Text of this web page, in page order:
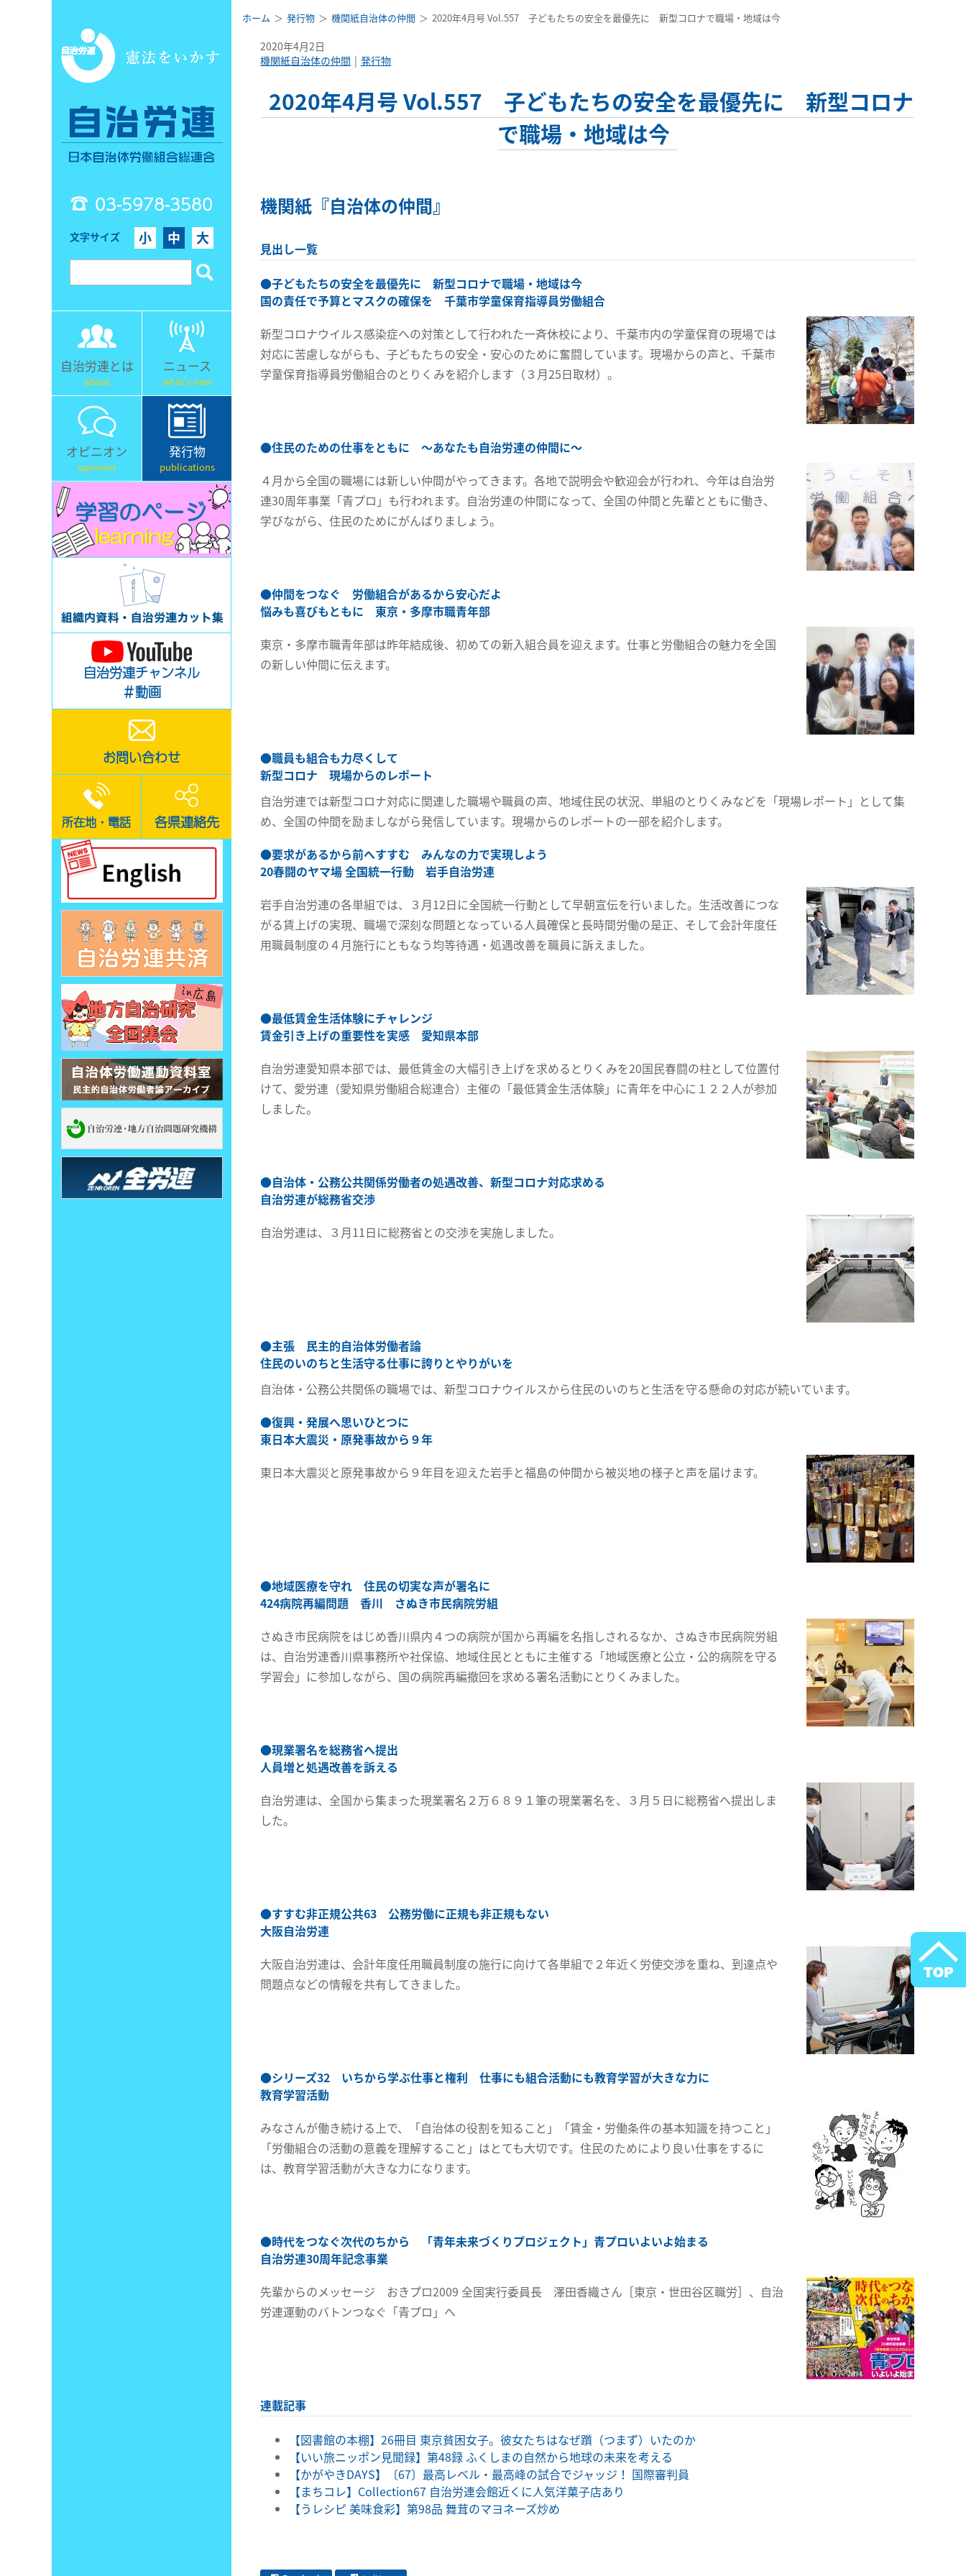
03-5978-3580
文字サイズ 小 中 大
自治労連とは
about
ニュース
what's new
オピニオン
opinions
発行物
publications
自治労連チャンネル
＃動画
お問い合わせ
所在地・電話 各県連絡先
ホーム 発行物 機関紙自治体の仲間 2020年4月号 Vol.557 子どもたちの安全を最優先に 新型コロナで職場・地域は今
2020年4月2日
機関紙自治体の仲間
発行物
2020年4月号 Vol.557 子どもたちの安全を最優先に 新型コロナ
で職場・地域は今
機関紙『自治体の仲間』
見出し一覧
●子どもたちの安全を最優先に 新型コロナで職場・地域は今
国の責任で予算とマスクの確保を 千葉市学童保育指導員労働組合
新型コロナウイルス感染症への対策として行われた一斉休校により、千葉市内の学童保育の現場では
対応に苦慮しながらも、子どもたちの安全・安心のために奮闘しています。現場からの声と、千葉市
学童保育指導員労働組合のとりくみを紹介します（３月25日取材）。
●住民のための仕事をともに ～あなたも自治労連の仲間に～
４月から全国の職場には新しい仲間がやってきます。各地で説明会や歓迎会が行われ、今年は自治労
連30周年事業「青プロ」も行われます。自治労連の仲間になって、全国の仲間と先輩とともに働き、
学びながら、住民のためにがんばりましょう。
●仲間をつなぐ 労働組合があるから安心だよ
悩みも喜びもともに 東京・多摩市職青年部
東京・多摩市職青年部は昨年結成後、初めての新入組合員を迎えます。仕事と労働組合の魅力を全国
の新しい仲間に伝えます。
●職員も組合も力尽くして
新型コロナ 現場からのレポート
自治労連では新型コロナ対応に関連した職場や職員の声、地域住民の状況、単組のとりくみなどを「現場レポート」として集
め、全国の仲間を励ましながら発信しています。現場からのレポートの一部を紹介します。
●要求があるから前へすすむ みんなの力で実現しよう
20春闘のヤマ場 全国統一行動 岩手自治労連
岩手自治労連の各単組では、３月12日に全国統一行動として早朝宣伝を行いました。生活改善につな
がる賃上げの実現、職場で深刻な問題となっている人員確保と長時間労働の是正、そして会計年度任
用職員制度の４月施行にともなう均等待遇・処遇改善を職員に訴えました。
●最低賃金生活体験にチャレンジ
賃金引き上げの重要性を実感 愛知県本部
自治労連愛知県本部では、最低賃金の大幅引き上げを求めるとりくみを20国民春闘の柱として位置付
けて、愛労連（愛知県労働組合総連合）主催の「最低賃金生活体験」に青年を中心に１２２人が参加
しました。
●自治体・公務公共関係労働者の処遇改善、新型コロナ対応求める
自治労連が総務省交渉
自治労連は、３月11日に総務省との交渉を実施しました。
●主張 民主的自治体労働者論
住民のいのちと生活守る仕事に誇りとやりがいを
自治体・公務公共関係の職場では、新型コロナウイルスから住民のいのちと生活を守る懸命の対応が続いています。
●復興・発展へ思いひとつに
東日本大震災・原発事故から９年
東日本大震災と原発事故から９年目を迎えた岩手と福島の仲間から被災地の様子と声を届けます。
●地域医療を守れ 住民の切実な声が署名に
424病院再編問題 香川 さぬき市民病院労組
さぬき市民病院をはじめ香川県内４つの病院が国から再編を名指しされるなか、さぬき市民病院労組
は、自治労連香川県事務所や社保協、地域住民とともに主催する「地域医療と公立・公的病院を守る
学習会」に参加しながら、国の病院再編撤回を求める署名活動にとりくみました。
●現業署名を総務省へ提出
人員増と処遇改善を訴える
自治労連は、全国から集まった現業署名２万６８９１筆の現業署名を、３月５日に総務省へ提出しま
した。
●すすむ非正規公共63 公務労働に正規も非正規もない
大阪自治労連
大阪自治労連は、会計年度任用職員制度の施行に向けて各単組で２年近く労使交渉を重ね、到達点や
問題点などの情報を共有してきました。
●シリーズ32 いちから学ぶ仕事と権利 仕事にも組合活動にも教育学習が大きな力に
教育学習活動
みなさんが働き続ける上で、「自治体の役割を知ること」「賃金・労働条件の基本知識を持つこと」
「労働組合の活動の意義を理解すること」はとても大切です。住民のためにより良い仕事をするに
は、教育学習活動が大きな力になります。
●時代をつなぐ次代のちから 「青年未来づくりプロジェクト」青プロいよいよ始まる
自治労連30周年記念事業
先輩からのメッセージ おきプロ2009 全国実行委員長 澤田香織さん［東京・世田谷区職労］、自治
労連運動のバトンつなぐ「青プロ」へ
連載記事
【図書館の本棚】26冊目 東京貧困女子。彼女たちはなぜ躓（つまず）いたのか
【いい旅ニッポン見聞録】第48録 ふくしまの自然から地球の未来を考える
【かがやきDAYS】〔67〕最高レベル・最高峰の試合でジャッジ！ 国際審判員
【まちコレ】Collection67 自治労連会館近くに人気洋菓子店あり
【うレシピ 美味食彩】第98品 舞茸のマヨネーズ炒め